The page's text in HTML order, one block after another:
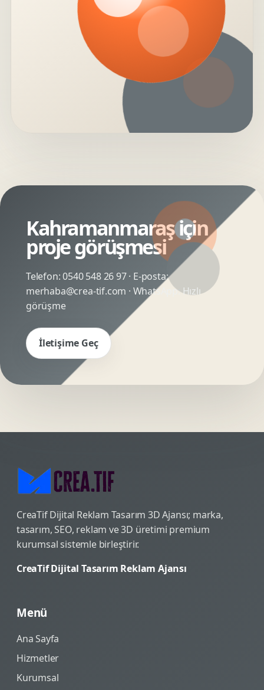
Kahramanmaraş için
proje görüşmesi
Telefon:0540 548 26 97· E-posta:
merhaba@crea-tif.com · WhatsApp:Hızlı
görüşme
İletişime Geç
CreaTif Dijital Reklam Tasarım 3D Ajansı; marka,
tasarım, SEO, reklam ve 3D üretimi premium
kurumsal sistemle birleştirir.
CreaTif Dijital Tasarım Reklam Ajansı
Menü
Ana Sayfa
Hizmetler
Kurumsal